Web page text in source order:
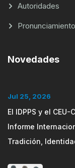
Autoridades
Novedades
Jul 25, 2026
El IDPPS y el
Informe
Tradición,